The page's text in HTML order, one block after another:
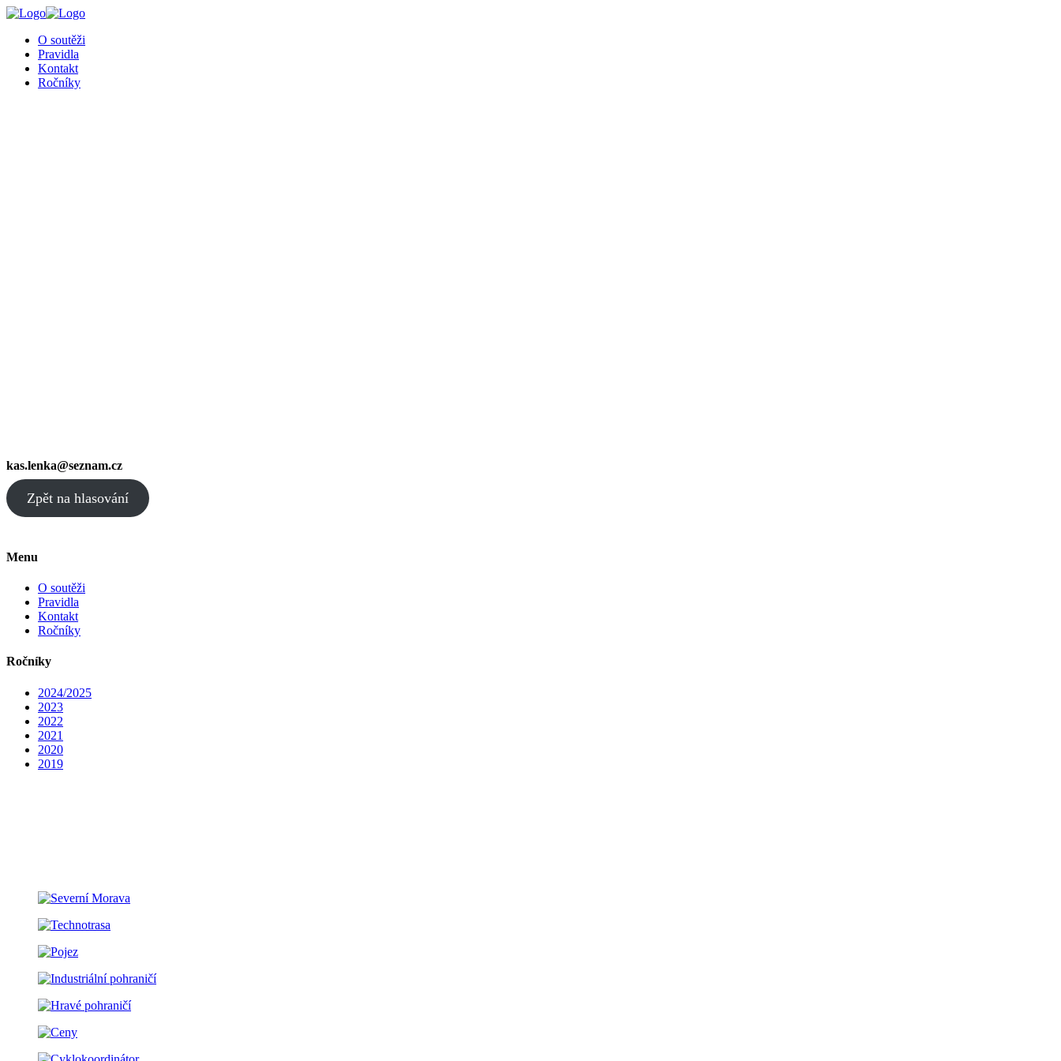
O soutěži
Pravidla
Kontakt
Ročníky
kas.lenka@seznam.cz
Zpět na hlasování
Menu
O soutěži
Pravidla
Kontakt
Ročníky
Ročníky
2024/2025
2023
2022
2021
2020
2019